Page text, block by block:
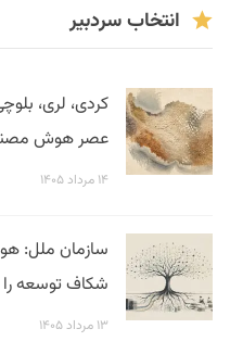
انتخاب سردبیر
کردی، لری،
عصر هوش
۱۴ مرداد ۱۴۰۵
سازمان ملل:
شکاف توسعه
۱۳ مرداد ۱۴۰۵